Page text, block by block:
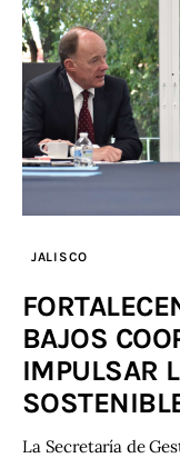
JALISCO
BAJOS
IMPULSAR
La Secretaría de